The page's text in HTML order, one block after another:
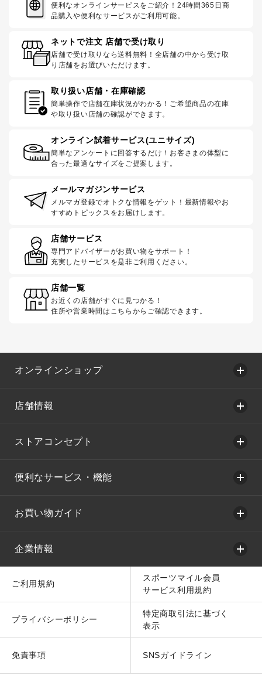
便利なオンラインサービスをご紹介！24時間365日商
品購入や便利なサービスがご利用可能。
ネットで注文 店舗で受け取り
店舗で受け取りなら送料無料！全店舗の中から受け取
り店舗をお選びいただけます。
取り扱い店舗・在庫確認
簡単操作で店舗在庫状況がわかる！ご希望商品の在庫
や取り扱い店舗の確認ができます。
オンライン試着サービス(ユニサイズ)
簡単なアンケートに回答するだけ！お客さまの体型に
合った最適なサイズをご提案します。
メールマガジンサービス
メルマガ登録でオトクな情報をゲット！最新情報やお
すすめトピックスをお届けします。
店舗サービス
専門アドバイザーがお買い物をサポート！
充実したサービスを是非ご利用ください。
店舗一覧
お近くの店舗がすぐに見つかる！
住所や営業時間はこちらからご確認できます。
オンラインショップ
店舗情報
ストアコンセプト
便利なサービス・機能
お買い物ガイド
企業情報
ご利用規約
スポーツマイル会員
サービス利用規約
プライバシーポリシー
特定商取引法に基づく
表示
免責事項 SNSガイドライン